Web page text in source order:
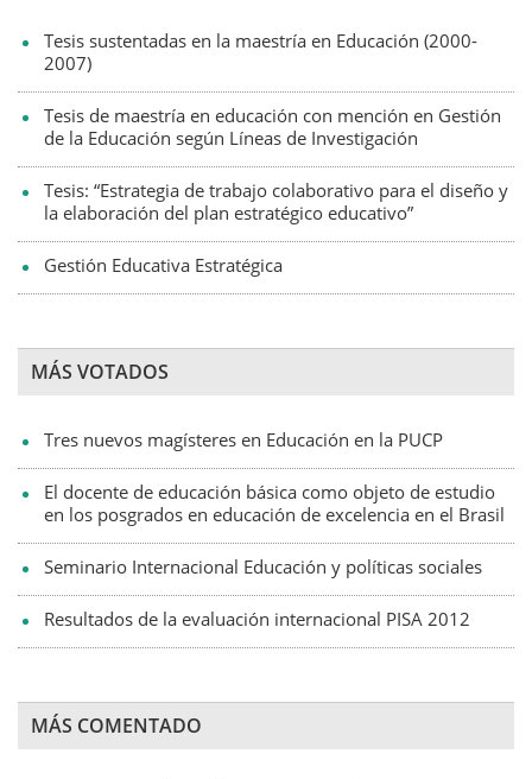
Tesis sustentadas en la maestría en Educación (2000-
2007)
Tesis de maestría en educación con mención en Gestión
de la Educación según Líneas de Investigación
Tesis: “Estrategia de trabajo colaborativo para el diseño y
la elaboración del plan estratégico educativo”
Gestión Educativa Estratégica
MÁS VOTADOS
Tres nuevos magísteres en Educación en la PUCP
El docente de educación básica como objeto de estudio
en los posgrados en educación de excelencia en el Brasil
Seminario Internacional Educación y políticas sociales
Resultados de la evaluación internacional PISA 2012
MÁS COMENTADO